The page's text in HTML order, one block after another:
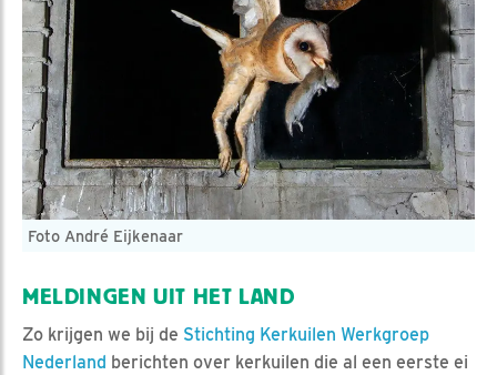
Foto André Eijkenaar
MELDINGEN UIT HET LAND
Zo krijgen we bij de Stichting Kerkuilen Werkgroep
Nederland berichten over kerkuilen die al een eerste ei